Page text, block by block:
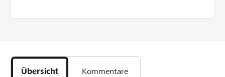
Übersicht Kommentare